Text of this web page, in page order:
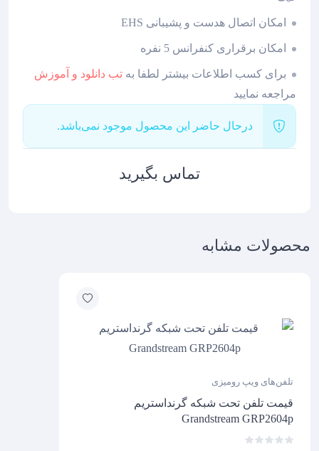
امکان اتصال هدست و پشیبانی EHS
امکان برقراری کنفرانس 5 نفره
برای کسب اطلاعات بیشتر لطفا به تب دانلود و آموزش
مراجعه نمایید
درحال حاضر این محصول موجود نمی‌باشد.
تماس بگیرید
محصولات مشابه
تلفن‌های ویپ رومیزی
قیمت تلفن تحت شبکه گرنداستریم
Grandstream GRP2604p